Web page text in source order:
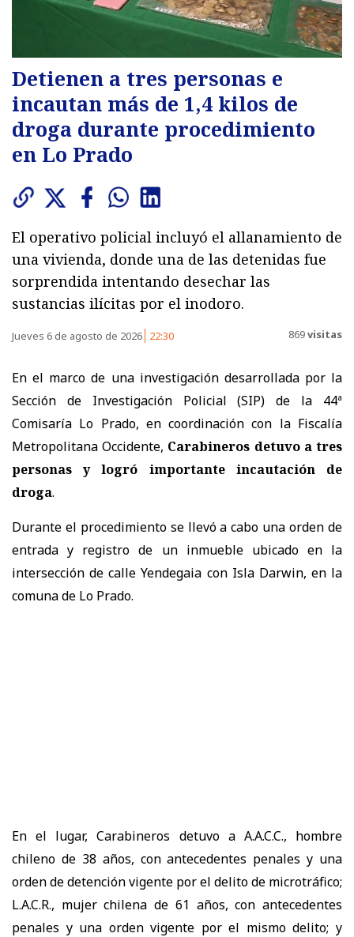
Detienen a tres personas e
incautan más de 1,4 kilos de
droga durante procedimiento
en Lo Prado
El operativo policial incluyó el allanamiento de
una vivienda, donde una de las detenidas fue
sorprendida intentando desechar las
sustancias ilícitas por el inodoro.
Jueves 6 de agosto de 2026 22:30 869visitas
En el marco de una investigación desarrollada por la
Sección de Investigación Policial (SIP) de la 44ª
Comisaría Lo Prado, en coordinación con la Fiscalía
Metropolitana Occidente, Carabineros detuvo a tres
personas y logró importante incautación de
droga.
Durante el procedimiento se llevó a cabo una orden de
entrada y registro de un inmueble ubicado en la
intersección de calle Yendegaia con Isla Darwin, en la
comuna de Lo Prado.
En el lugar, Carabineros detuvo a A.A.C.C., hombre
chileno de 38 años, con antecedentes penales y una
orden de detención vigente por el delito de microtráfico;
L.A.C.R., mujer chilena de 61 años, con antecedentes
penales y una orden vigente por el mismo delito; y